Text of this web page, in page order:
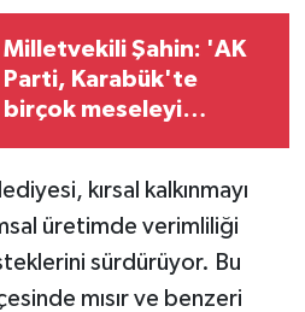
Milletvekili Şahin: 'AK
Parti, Karabük'te
birçok meseleyi
kırsal kalkınmayı
üretimde verimliliği
sürdürüyor. Bu
mısır ve benzeri